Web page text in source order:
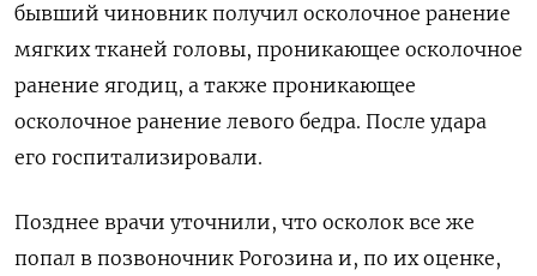
бывший чиновник получил осколочное ранение
мягких тканей головы, проникающее осколочное
ранение ягодиц, а также проникающее
осколочное ранение левого бедра. После удара
его госпитализировали.
Позднее врачи уточнили, что осколок все же
попал в позвоночник Рогозина и, по их оценке,